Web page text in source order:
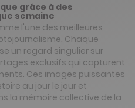
grâce à des
semaine
l'une des meilleures
Chaque
un regard singulier sur
exclusifs qui capturent
Ces images puissantes
au jour le jour et
la mémoire collective de la